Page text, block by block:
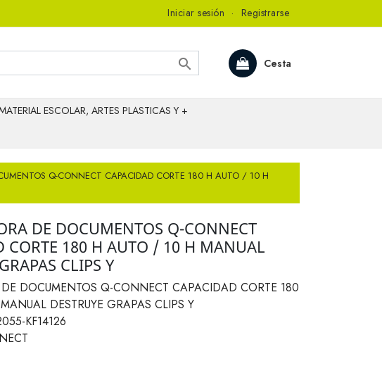
Iniciar sesión · Registrarse
Cesta

ESCOLAR, ARTES PLASTICAS Y +
Q-CONNECT CAPACIDAD CORTE 180 H AUTO / 10 H
DE DOCUMENTOS Q-CONNECT
CORTE 180 H AUTO / 10 H MANUAL
CLIPS Y
DE DOCUMENTOS Q-CONNECT CAPACIDAD CORTE 180
DESTRUYE GRAPAS CLIPS Y
KF14126